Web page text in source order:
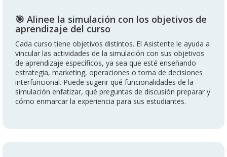
🎯 Alinee la simulación con los objetivos de
aprendizaje del curso
Cada curso tiene objetivos distintos. El Asistente le ayuda a
vincular las actividades de la simulación con sus objetivos
de aprendizaje específicos, ya sea que esté enseñando
estrategia, marketing, operaciones o toma de decisiones
interfuncional. Puede sugerir qué funcionalidades de la
simulación enfatizar, qué preguntas de discusión preparar y
cómo enmarcar la experiencia para sus estudiantes.